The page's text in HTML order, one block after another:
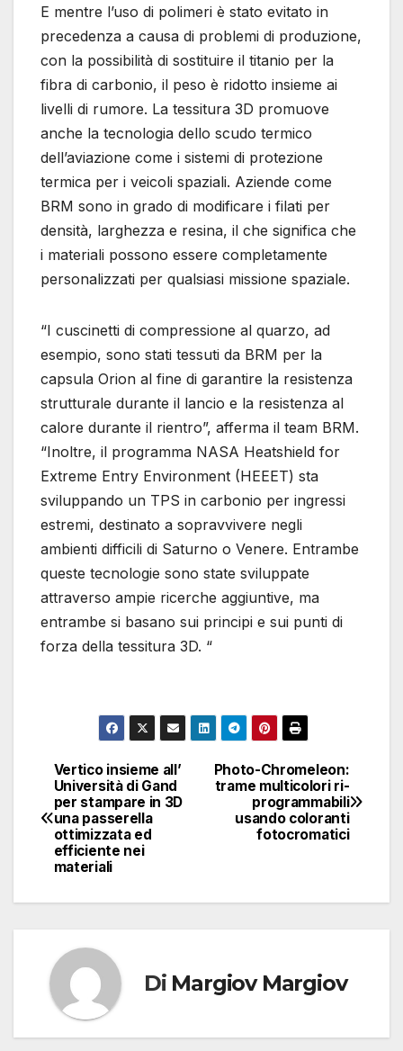
E mentre l’uso di polimeri è stato evitato in
precedenza a causa di problemi di produzione,
con la possibilità di sostituire il titanio per la
fibra di carbonio, il peso è ridotto insieme ai
livelli di rumore. La tessitura 3D promuove
anche la tecnologia dello scudo termico
dell’aviazione come i sistemi di protezione
termica per i veicoli spaziali. Aziende come
BRM sono in grado di modificare i filati per
densità, larghezza e resina, il che significa che
i materiali possono essere completamente
personalizzati per qualsiasi missione spaziale.
“I cuscinetti di compressione al quarzo, ad
esempio, sono stati tessuti da BRM per la
capsula Orion al fine di garantire la resistenza
strutturale durante il lancio e la resistenza al
calore durante il rientro”, afferma il team BRM.
“Inoltre, il programma NASA Heatshield for
Extreme Entry Environment (HEEET) sta
sviluppando un TPS in carbonio per ingressi
estremi, destinato a sopravvivere negli
ambienti difficili di Saturno o Venere. Entrambe
queste tecnologie sono state sviluppate
attraverso ampie ricerche aggiuntive, ma
entrambe si basano sui principi e sui punti di
forza della tessitura 3D. “
Navigazione
articoli
Photo-Chromeleon:
trame multicolori ri-
programmabili
usando coloranti
fotocromatici
Vertico insieme all’
Università di Gand
per stampare in 3D
una passerella
ottimizzata ed
efficiente nei
materiali
Di Margiov Margiov